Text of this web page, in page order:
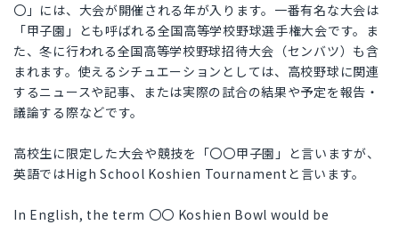
〇」には、大会が開催される年が入ります。一番有名な大会は
「甲子園」とも呼ばれる全国高等学校野球選手権大会です。ま
た、冬に行われる全国高等学校野球招待大会（センバツ）も含
まれます。使えるシチュエーションとしては、高校野球に関連
するニュースや記事、または実際の試合の結果や予定を報告・
議論する際などです。
高校生に限定した大会や競技を「〇〇甲子園」と言いますが、
英語ではHigh School Koshien Tournamentと言います。
In English, the term 〇〇 Koshien Bowl would be